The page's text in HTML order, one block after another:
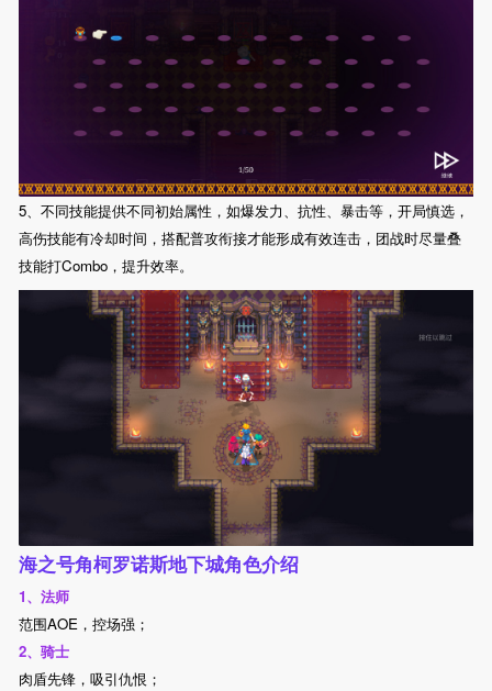
5、不同技能提供不同初始属性，如爆发力、抗性、暴击等，开局慎选，
高伤技能有冷却时间，搭配普攻衔接才能形成有效连击，团战时尽量叠
技能打Combo，提升效率。
海之号角柯罗诺斯地下城角色介绍
1、法师
范围AOE，控场强；
2、骑士
肉盾先锋，吸引仇恨；